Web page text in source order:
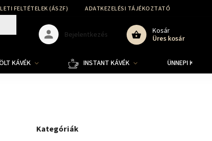
FELTÉTELEK (ÁSZF) ADATKEZELÉSI TÁJÉKOZTATÓ
Kosár
Üres kosár
Bejelentkezés
KÁVÉK INSTANT KÁVÉK ÜNNEPI
Kategóriák